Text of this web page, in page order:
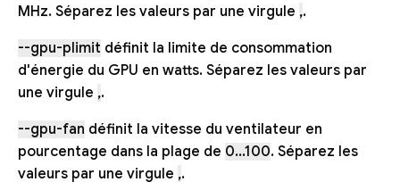
MHz. Séparez les valeurs par une virgule ,.
--gpu-plimit définit la limite de consommation
d'énergie du GPU en watts. Séparez les valeurs par
une virgule ,.
--gpu-fan définit la vitesse du ventilateur en
pourcentage dans la plage de 0...100. Séparez les
valeurs par une virgule ,.